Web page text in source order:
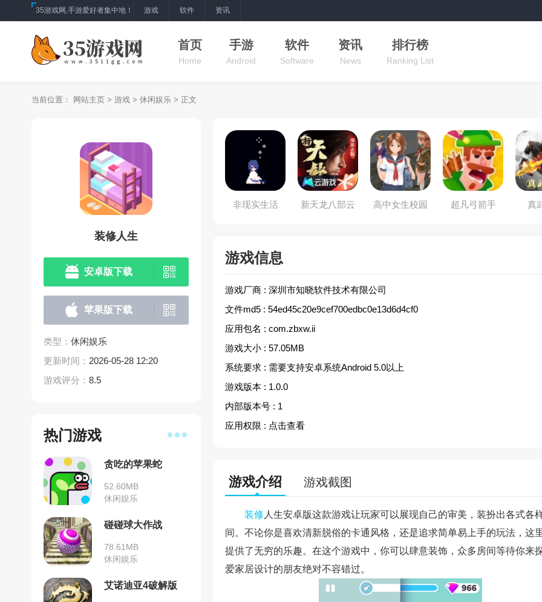
35游戏网,手游爱好者集中地！ 游戏 软件 资讯
首页
Home
手游
Android
软件
Software
资讯
News
排行榜
Ranking List
当前位置： 网站主页 > 游戏 > 休闲娱乐 > 正文
装修人生
安卓版下载
苹果版下载
类型： 休闲娱乐
更新时间： 2026-05-28 12:20
游戏评分： 8.5
热门游戏
贪吃的苹果蛇
52.60MB
休闲娱乐
碰碰球大作战
78.61MB
休闲娱乐
艾诺迪亚4破解版
非现实生活
新天龙八部云
高中女生校园
超凡弓箭手 真
游戏信息
游戏厂商 : 深圳市知晓软件技术有限公司
文件md5 : 54ed45c20e9cef700edbc0e13d6d4cf0
应用包名 : com.zbxw.ii
游戏大小 : 57.05MB
系统要求 : 需要支持安卓系统Android 5.0以上
游戏版本 : 1.0.0
内部版本号 : 1
应用权限 : 点击查看
游戏介绍 游戏截图
装修 人生安卓版这款游戏让玩家可以展现自己的审美，装扮出各式各
间。不论你是喜欢清新脱俗的卡通风格，还是追求简单易上手的玩法，这
提供了无穷的乐趣。在这个游戏中，你可以肆意装饰，众多房间等待你来
爱家居设计的朋友绝对不容错过。